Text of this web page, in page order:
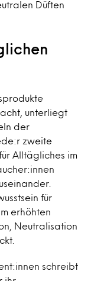
Düften
unterliegt
der
zweite
Alltägliches im
für
erhöhten
Neutralisation
schreibt